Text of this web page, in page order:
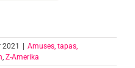
2021 | Amuses, tapas,
Z-Amerika